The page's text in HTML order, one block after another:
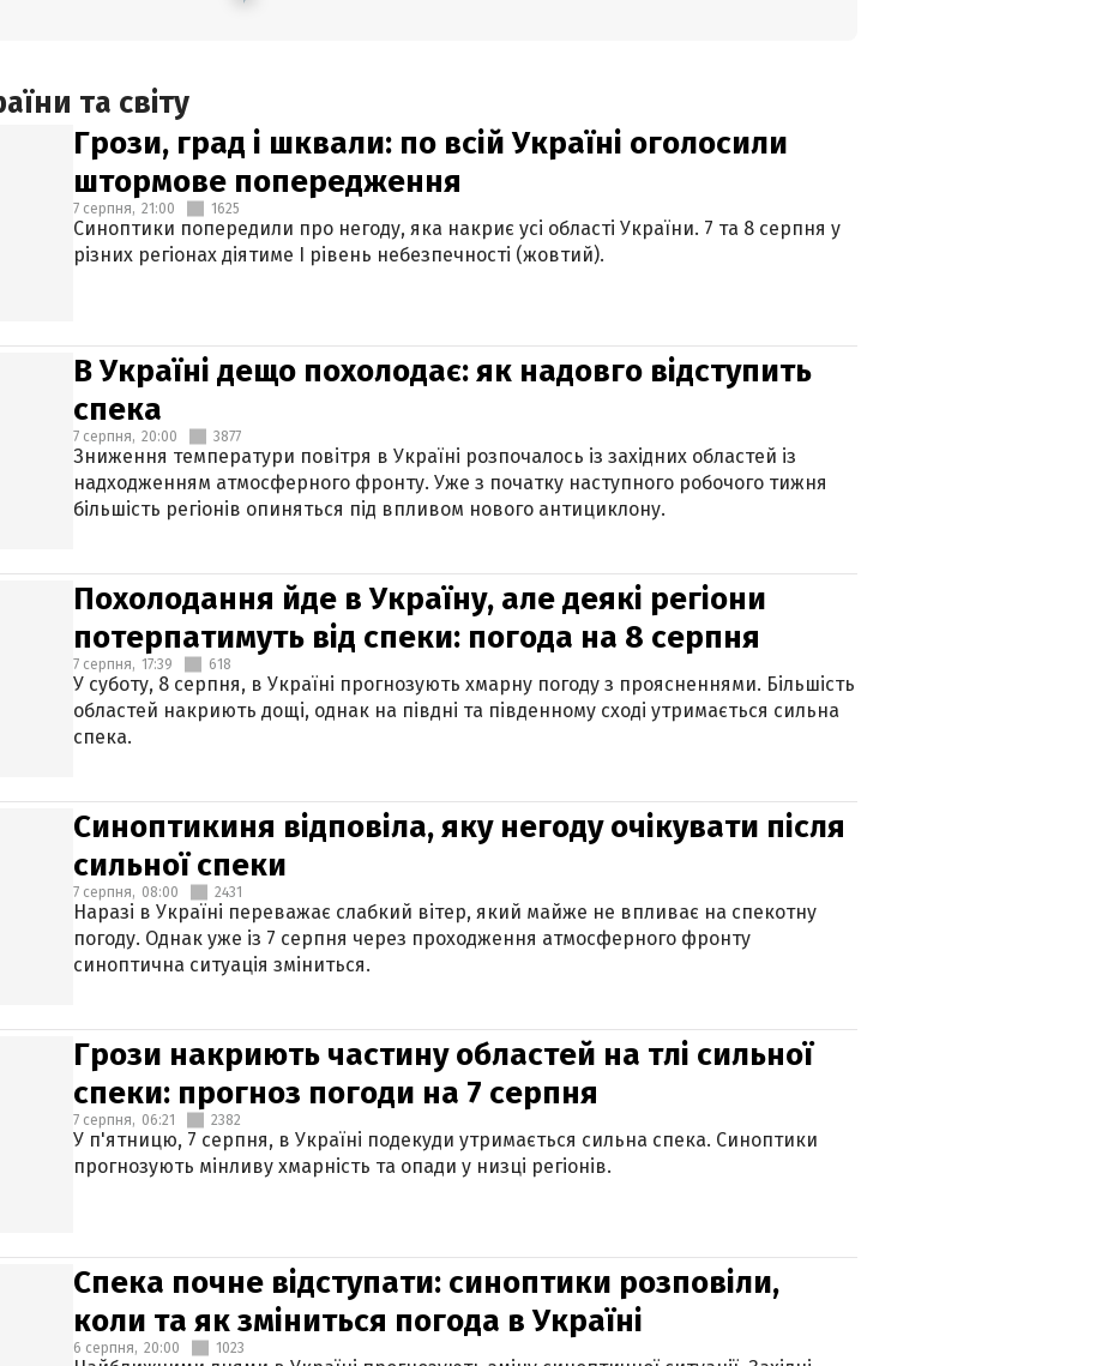
та світу
Грози, град і шквали: по всій Україні оголосили
штормове попередження
7 серпня, 21:00 1625
Синоптики попередили про негоду, яка накриє усі області України. 7 та 8 серпня у
різних регіонах діятиме І рівень небезпечності (жовтий).
В Україні дещо похолодає: як надовго відступить
спека
7 серпня, 20:00 3877
Зниження температури повітря в Україні розпочалось із західних областей із
надходженням атмосферного фронту. Уже з початку наступного робочого тижня
більшість регіонів опиняться під впливом нового антициклону.
Похолодання йде в Україну, але деякі регіони
потерпатимуть від спеки: погода на 8 серпня
7 серпня, 17:39 618
У суботу, 8 серпня, в Україні прогнозують хмарну погоду з проясненнями. Більшість
областей накриють дощі, однак на півдні та південному сході утримається сильна
спека.
Синоптикиня відповіла, яку негоду очікувати після
сильної спеки
7 серпня, 08:00 2431
Наразі в Україні переважає слабкий вітер, який майже не впливає на спекотну
погоду. Однак уже із 7 серпня через проходження атмосферного фронту
синоптична ситуація зміниться.
Грози накриють частину областей на тлі сильної
спеки: прогноз погоди на 7 серпня
7 серпня, 06:21 2382
У п'ятницю, 7 серпня, в Україні подекуди утримається сильна спека. Синоптики
прогнозують мінливу хмарність та опади у низці регіонів.
Спека почне відступати: синоптики розповіли,
коли та як зміниться погода в Україні
6 серпня, 20:00 1023